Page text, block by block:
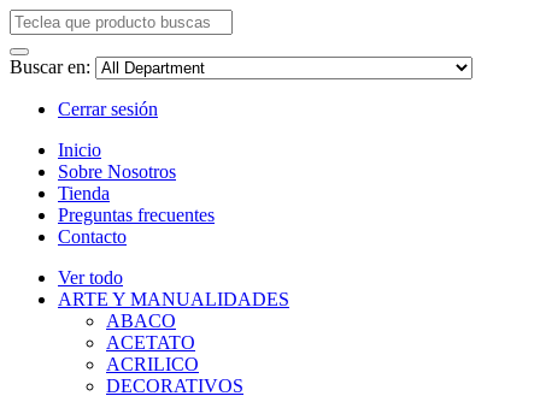
Buscar en:
Cerrar sesión
Inicio
Sobre Nosotros
Tienda
Preguntas frecuentes
Contacto
Ver todo
ARTE Y MANUALIDADES
ABACO
ACETATO
ACRILICO
DECORATIVOS